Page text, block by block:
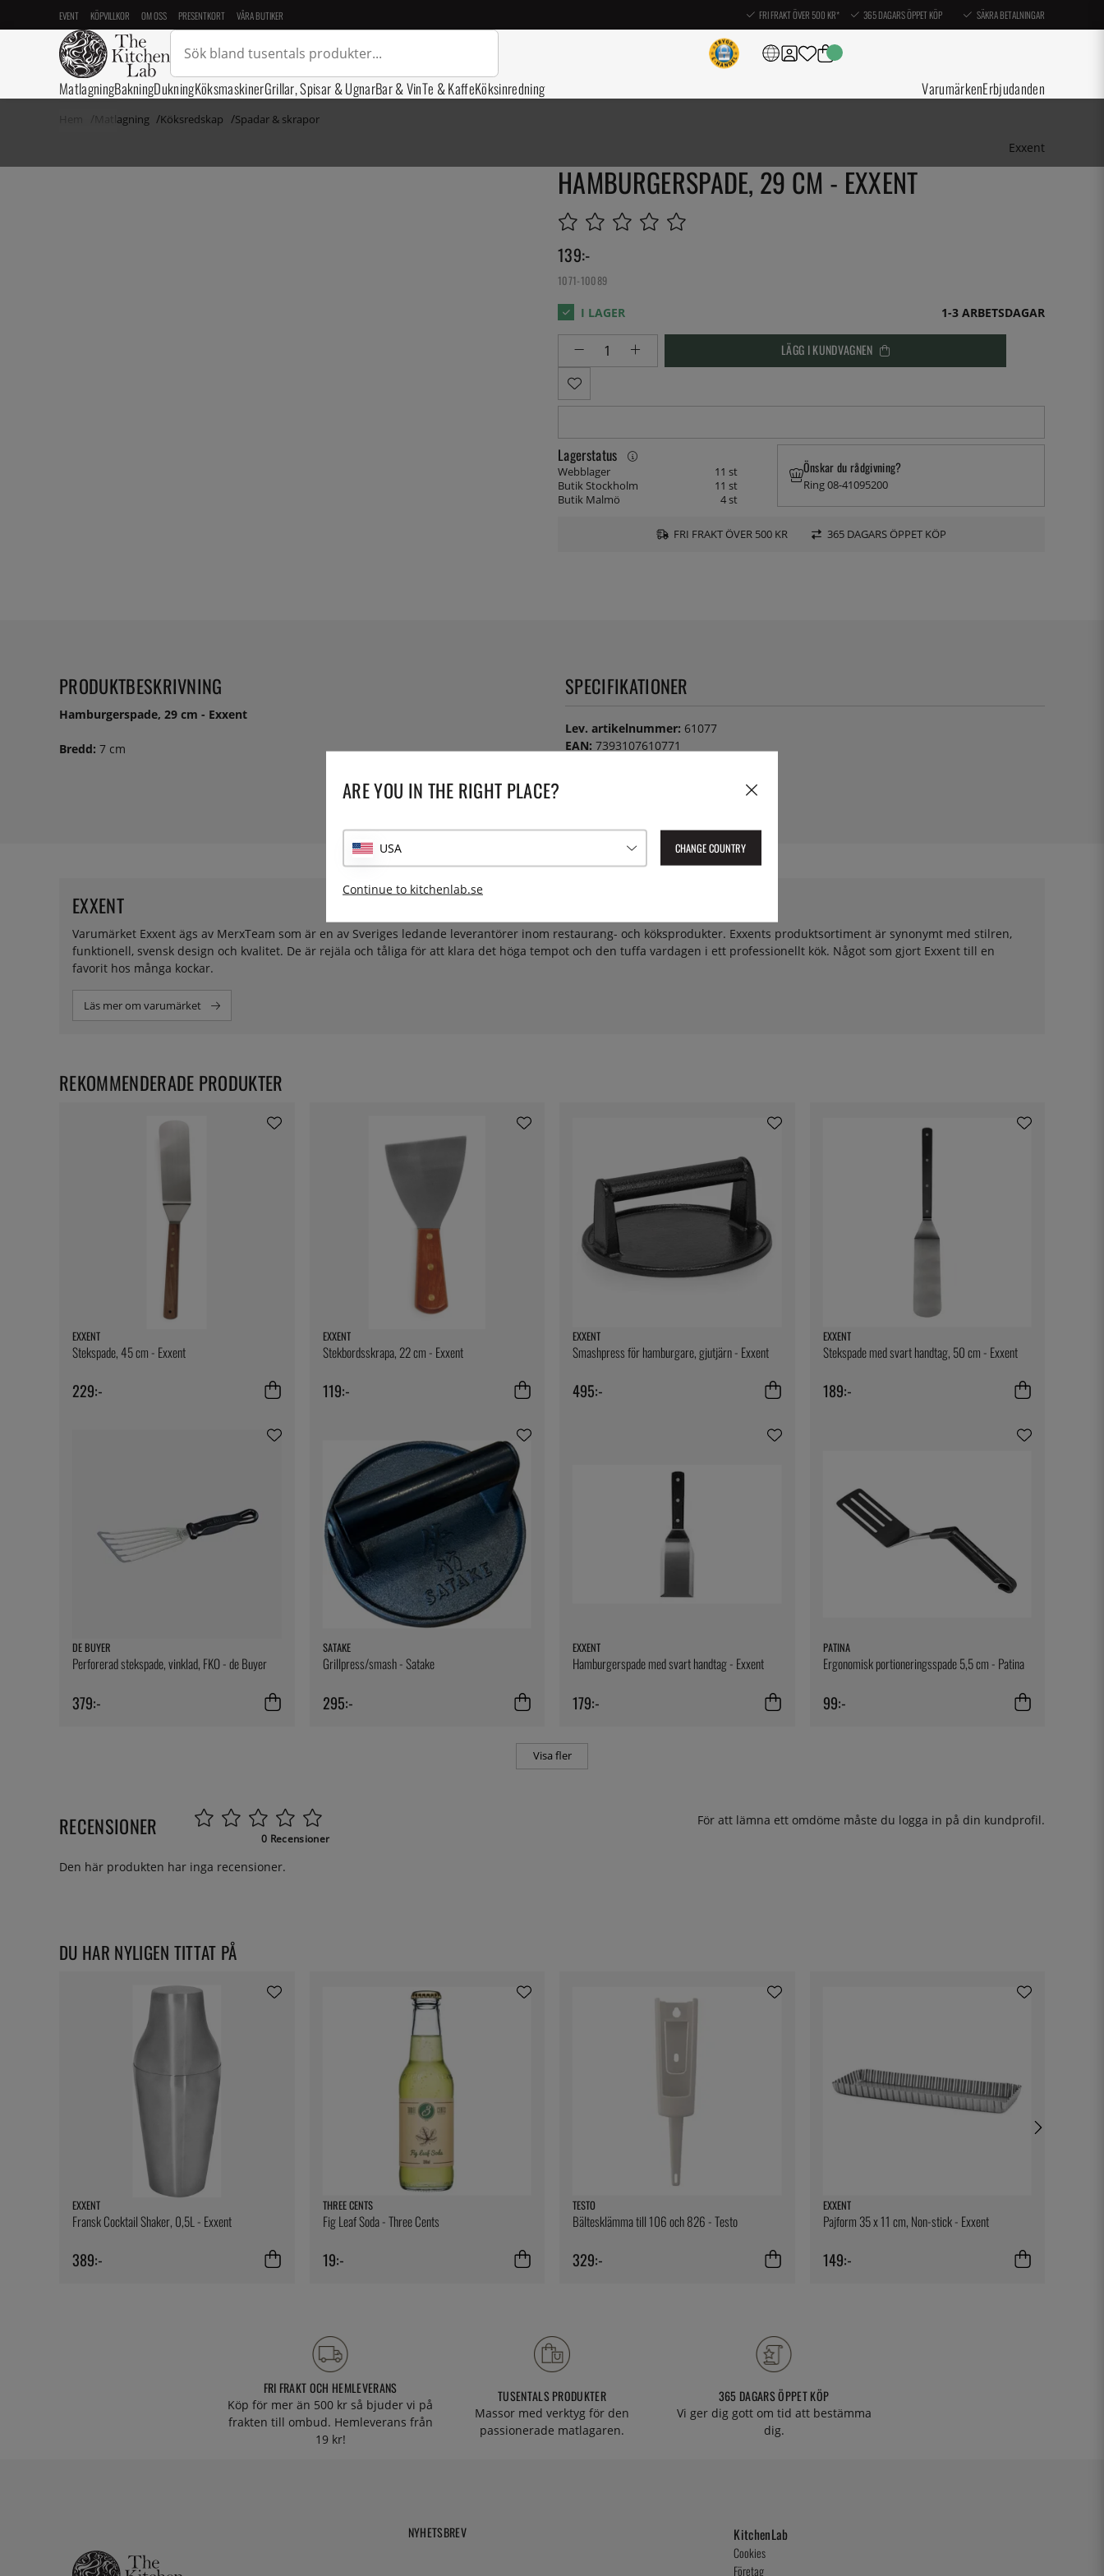
EVENT KÖPVILLKOR OM OSS PRESENTKORT VÅRA BUTIKER FRI FRAKT ÖVER 500 KR* 365 DAGARS ÖPPET KÖP SÄKRA BETALNINGAR
MatlagningBakningDukningKöksmaskinerGrillar, Spisar & UgnarBar & VinTe & KaffeKöksinredning VarumärkenErbjudanden
Matlagning Köksredskap Spadar & skrapor
Exxent
HAMBURGERSPADE, 29 CM - EXXENT
139:-
1071-10089
1-3 ARBETSDAGAR
LÄGG I KUNDVAGNEN
Lagerstatus
Webblager
11 st
Butik Stockholm
11 st
Butik Malmö
4 st
Önskar du rådgivning?
Ring 08-41095200
FRI FRAKT ÖVER 500 KR 365 DAGARS ÖPPET KÖP
PRODUKTBESKRIVNING
Hamburgerspade, 29 cm - Exxent
Bredd: 7 cm
SPECIFIKATIONER
Lev. artikelnummer: 61077
EAN: 7393107610771
Varumärket Exxent ägs av MerxTeam som är en av Sveriges ledande leverantörer inom restaurang- och köksprodukter. Exxents produktsortiment är synonymt med stilren,
funktionell, svensk design och kvalitet. De är rejäla och tåliga för att klara det höga tempot och den tuffa vardagen i ett professionellt kök. Något som gjort Exxent till en
favorit hos många kockar.
EXXENT
Läs mer om varumärket
EXXENT
Stekspade, 45 cm - Exxent
229:-
EXXENT
Stekbordsskrapa, 22 cm - Exxent
119:-
EXXENT
Smashpress för hamburgare, gjutjärn - Exxent
495:-
EXXENT
Stekspade med svart handtag, 50 cm - Exxent
189:-
DE BUYER
Perforerad stekspade, vinklad, FKO - de Buyer
379:-
SATAKE
Grillpress/smash - Satake
295:-
EXXENT
Hamburgerspade med svart handtag - Exxent
179:-
PATINA
Ergonomisk portioneringsspade 5,5 cm - Patina
99:-
Visa fler
REKOMMENDERADE PRODUKTER
RECENSIONER 0 Recensioner
För att lämna ett omdöme måste du logga in på din kundprofil.
Den här produkten har inga recensioner.
DU HAR NYLIGEN TITTAT PÅ
EXXENT
Fransk Cocktail Shaker, 0,5L - Exxent
389:-
THREE CENTS
Fig Leaf Soda - Three Cents
19:-
TESTO
Bältesklämma till 106 och 826 - Testo
329:-
EXXENT
Pajform 35 x 11 cm, Non-stick - Exxent
149:-
FRI FRAKT OCH HEMLEVERANS
Köp för mer än 500 kr så bjuder vi på
frakten till ombud. Hemleverans från
19 kr!
TUSENTALS PRODUKTER
Massor med verktyg för den
passionerade matlagaren.
365 DAGARS ÖPPET KÖP
Vi ger dig gott om tid att bestämma
dig.
NYHETSBREV KitchenLab
Cookies
Företag
ARE YOU IN THE RIGHT PLACE?
USA CHANGE COUNTRY
Continue to kitchenlab.se